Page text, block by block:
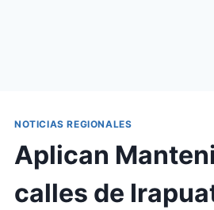
NOTICIAS REGIONALES
Aplican
calles de